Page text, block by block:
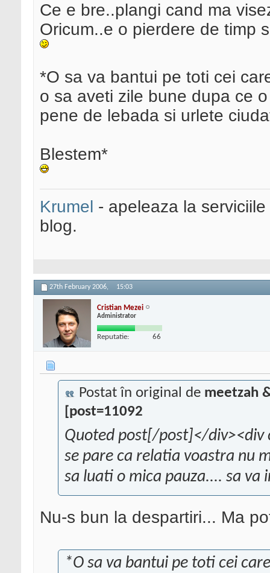
Ce e bre..plangi cand ma
Oricum..e o pierdere de timp
*O sa va bantui pe toti cei
o sa aveti zile bune dupa ce
pene de lebada si urlete
Blestem*
Krumel - apeleaza la
blog.
27th February 2006, 15:03
Cristian Mezei
Administrator
Reputatie: 66
Postat în original de meetzah
[post=11092
Quoted post[/post]</div><div
se pare ca relatia voastra nu
sa luati o mica pauza.... sa va
Nu-s bun la despartiri... Ma
*O sa va bantui pe toti cei